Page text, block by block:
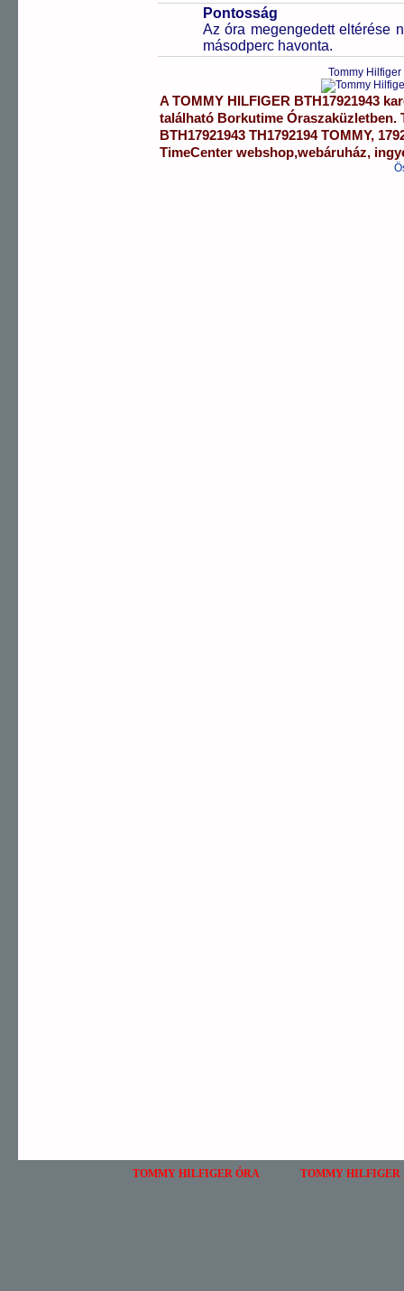
Pontosság
Az óra megengedett eltérése
másodperc havonta.
Tommy
ATOMMY HILFIGER BTH17921943
található Borkutime Óraszaküzletben.
BTH17921943 TH1792194 TOMMY,
TimeCenter webshop,webáruház,
TOMMY HILFIGER ÓRA TOMMY HILFIGER